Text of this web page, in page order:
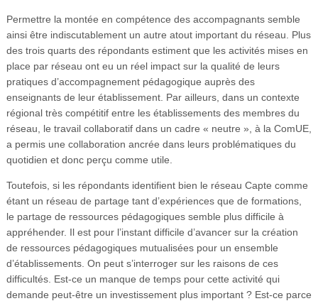
Permettre la montée en compétence des accompagnants semble
ainsi être indiscutablement un autre atout important du réseau. Plus
des trois quarts des répondants estiment que les activités mises en
place par réseau ont eu un réel impact sur la qualité de leurs
pratiques d’accompagnement pédagogique auprès des
enseignants de leur établissement. Par ailleurs, dans un contexte
régional très compétitif entre les établissements des membres du
réseau, le travail collaboratif dans un cadre « neutre », à la ComUE,
a permis une collaboration ancrée dans leurs problématiques du
quotidien et donc perçu comme utile.
Toutefois, si les répondants identifient bien le réseau Capte comme
étant un réseau de partage tant d’expériences que de formations,
le partage de ressources pédagogiques semble plus difficile à
appréhender. Il est pour l’instant difficile d’avancer sur la création
de ressources pédagogiques mutualisées pour un ensemble
d’établissements. On peut s’interroger sur les raisons de ces
difficultés. Est-ce un manque de temps pour cette activité qui
demande peut-être un investissement plus important ? Est-ce parce